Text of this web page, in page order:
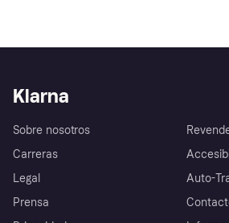
Klarna
Sobre nosotros
Carreras
Legal
Prensa
Auto-